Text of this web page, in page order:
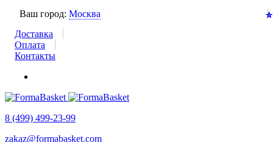
Ваш город: Москва
Доставка
Оплата
Контакты
8 (499) 499-23-99
zakaz@formabasket.com
⭐
⭐
⭐
⭐
⭐
⭐
⭐
⭐
⭐
⭐
⭐
⭐
⭐
⭐
⭐
⭐
⭐
⭐
⭐
⭐
⭐
⭐
⭐
⭐
⭐
⭐
⭐
⭐
⭐
⭐
⭐
⭐
⭐